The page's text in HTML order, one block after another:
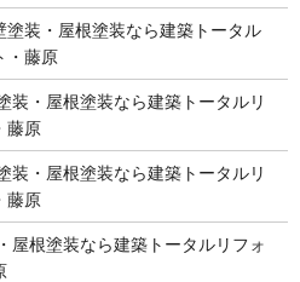
装・屋根塗装なら建築トータル
・藤原
装・屋根塗装なら建築トータルリ
藤原
装・屋根塗装なら建築トータルリ
藤原
屋根塗装なら建築トータルリフォ